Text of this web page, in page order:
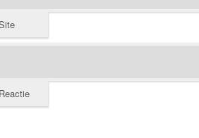
Reactie